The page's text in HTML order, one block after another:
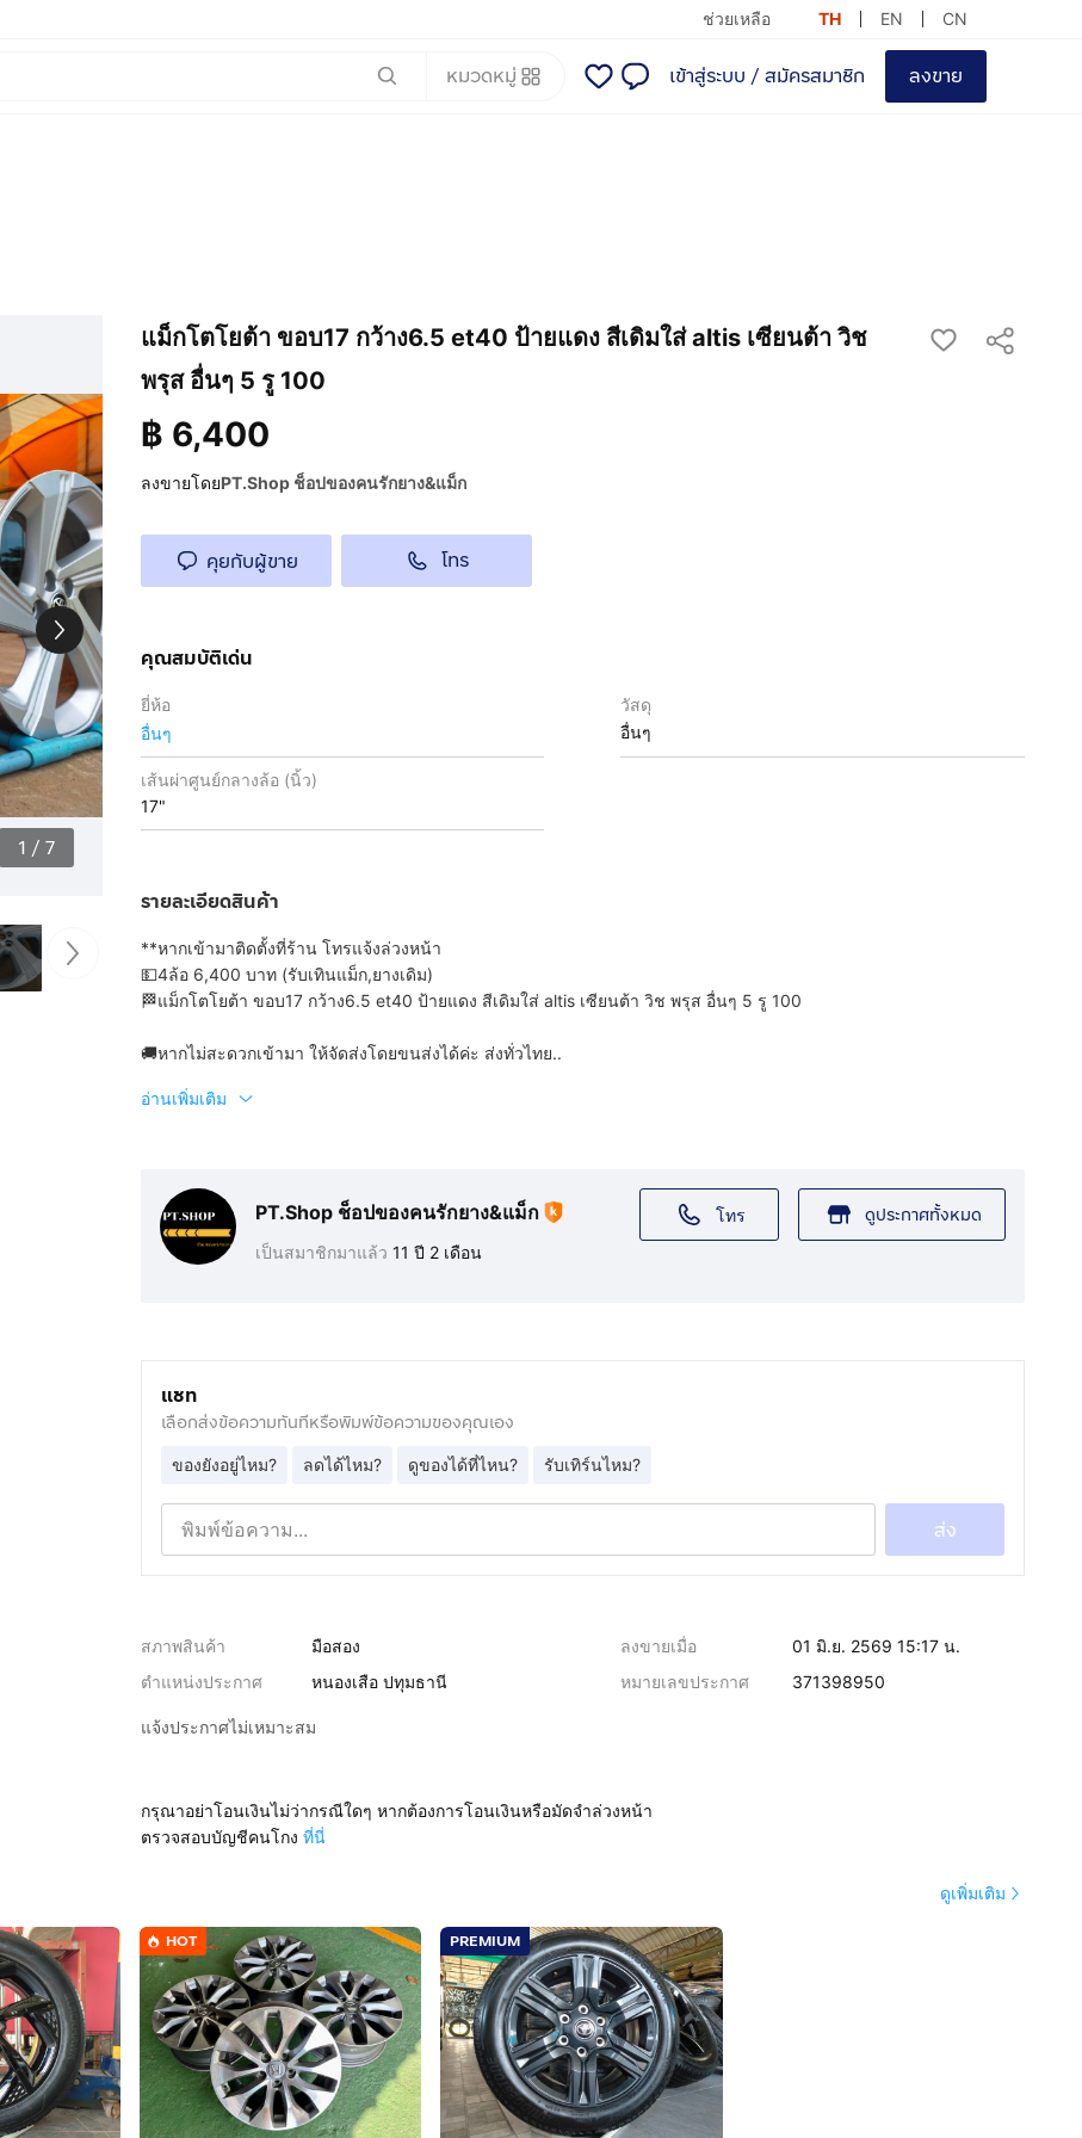
ช่วยเหลือ TH EN CN
หมวดหมู่ เข้าสู่ระบบ / สมัครสมาชิก ลงขาย
1 / 7
แม็กโตโยต้า ขอบ17 กว้าง6.5 et40 ป้ายแดง สีเดิมใส่ altis เซียนต้า วิช
พรุส อื่นๆ 5 รู 100
฿ 6,400
ลงขายโดยPT.Shop ช็อปของคนรักยาง&แม็ก
คุยกับผู้ขาย โทร
คุณสมบัติเด่น
ยี่ห้อ
อื่นๆ
วัสดุ
อื่นๆ
เส้นผ่าศูนย์กลางล้อ (นิ้ว)
17"
รายละเอียดสินค้า
**หากเข้ามาติดตั้งที่ร้าน โทรแจ้งล่วงหน้า
💵4ล้อ 6,400 บาท (รับเทินแม็ก,ยางเดิม)
🏁แม็กโตโยต้า ขอบ17 กว้าง6.5 et40 ป้ายแดง สีเดิมใส่ altis เซียนต้า วิช พรุส อื่นๆ 5 รู 100
🚚หากไม่สะดวกเข้ามา ให้จัดส่งโดยขนส่งได้ค่ะ ส่งทั่วไทย..
อ่านเพิ่มเติม
PT.Shop ช็อปของคนรักยาง&แม็ก
เป็นสมาชิกมาแล้ว 11 ปี 2 เดือน
โทร ดูประกาศทั้งหมด
แชท
เลือกส่งข้อความทันทีหรือพิมพ์ข้อความของคุณเอง
ของยังอยู่ไหม? ลดได้ไหม? ดูของได้ที่ไหน? รับเทิร์นไหม?
ส่ง
สภาพสินค้า มือสอง ลงขายเมื่อ
01 มิ.ย. 2569 15:17 น.
ตำแหน่งประกาศ
หนองเสือ ปทุมธานี หมายเลขประกาศ 371398950
แจ้งประกาศไม่เหมาะสม
กรุณาอย่าโอนเงินไม่ว่ากรณีใดๆ หากต้องการโอนเงินหรือมัดจำล่วงหน้า
ตรวจสอบบัญชีคนโกง ที่นี่
ดูเพิ่มเติม
HOT PREMIUM